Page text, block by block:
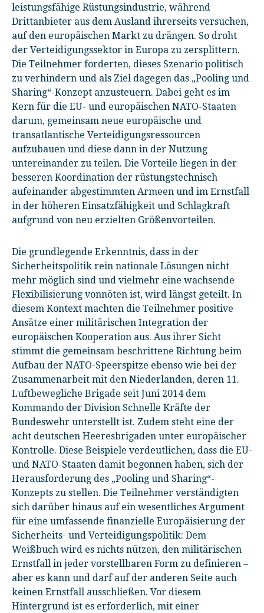
leistungsfähige Rüstungsindustrie, während
Drittanbieter aus dem Ausland ihrerseits versuchen,
auf den europäischen Markt zu drängen. So droht
der Verteidigungssektor in Europa zu zersplittern.
Die Teilnehmer forderten, dieses Szenario politisch
zu verhindern und als Ziel dagegen das „Pooling und
Sharing“-Konzept anzusteuern. Dabei geht es im
Kern für die EU- und europäischen NATO-Staaten
darum, gemeinsam neue europäische und
transatlantische Verteidigungsressourcen
aufzubauen und diese dann in der Nutzung
untereinander zu teilen. Die Vorteile liegen in der
besseren Koordination der rüstungstechnisch
aufeinander abgestimmten Armeen und im Ernstfall
in der höheren Einsatzfähigkeit und Schlagkraft
aufgrund von neu erzielten Größenvorteilen.
Die grundlegende Erkenntnis, dass in der
Sicherheitspolitik rein nationale Lösungen nicht
mehr möglich sind und vielmehr eine wachsende
Flexibilisierung vonnöten ist, wird längst geteilt. In
diesem Kontext machten die Teilnehmer positive
Ansätze einer militärischen Integration der
europäischen Kooperation aus. Aus ihrer Sicht
stimmt die gemeinsam beschrittene Richtung beim
Aufbau der NATO-Speerspitze ebenso wie bei der
Zusammenarbeit mit den Niederlanden, deren 11.
Luftbewegliche Brigade seit Juni 2014 dem
Kommando der Division Schnelle Kräfte der
Bundeswehr unterstellt ist. Zudem steht eine der
acht deutschen Heeresbrigaden unter europäischer
Kontrolle. Diese Beispiele verdeutlichen, dass die EU-
und NATO-Staaten damit begonnen haben, sich der
Herausforderung des „Pooling und Sharing“-
Konzepts zu stellen. Die Teilnehmer verständigten
sich darüber hinaus auf ein wesentliches Argument
für eine umfassende finanzielle Europäisierung der
Sicherheits- und Verteidigungspolitik: Dem
Weißbuch wird es nichts nützen, den militärischen
Ernstfall in jeder vorstellbaren Form zu definieren –
aber es kann und darf auf der anderen Seite auch
keinen Ernstfall ausschließen. Vor diesem
Hintergrund ist es erforderlich, mit einer